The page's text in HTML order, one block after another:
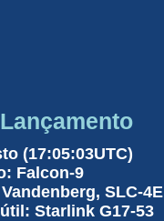
(17:05:03UTC)
Falcon-9
SLC-4E
Starlink G17-53